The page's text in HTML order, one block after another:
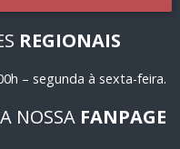
REGIONAIS
– segunda à sexta-feira.
NOSSA FANPAGE